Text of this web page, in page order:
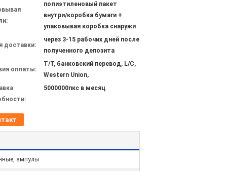
полиэтиленовый пакет
внутри/коробка бумаги +
упаковывая коробка снаружи
доставки:
через 3-15 рабочих дней после
полученного депозита
оплаты:
T/T, банковский перевод, L/C,
Western Union,
5000000пкс в месяц
ампулы